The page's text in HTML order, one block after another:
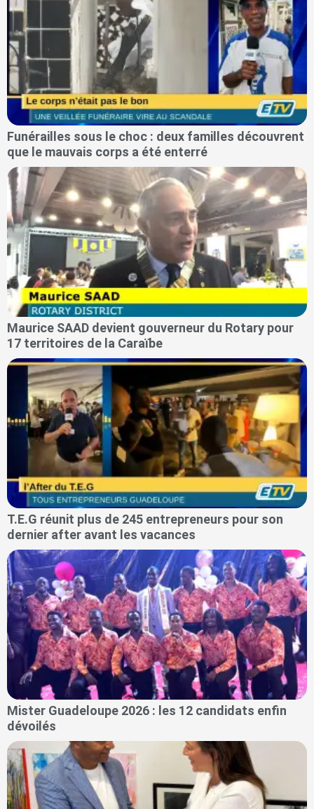
Funérailles sous le choc : deux familles découvrent
que le mauvais corps a été enterré
Maurice SAAD devient gouverneur du Rotary pour
17 territoires de la Caraïbe
T.E.G réunit plus de 245 entrepreneurs pour son
dernier after avant les vacances
Mister Guadeloupe 2026 : les 12 candidats enfin
dévoilés